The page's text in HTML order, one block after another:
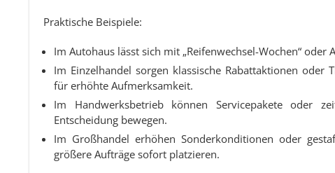
Praktische Beispiele:
Im Autohaus lässt sich mit „Reifenwechsel-Wochen“
Im Einzelhandel sorgen klassische Rabattaktionen oder
für erhöhte Aufmerksamkeit.
Im Handwerksbetrieb können Servicepakete oder
Entscheidung bewegen.
Im Großhandel erhöhen Sonderkonditionen oder
größere Aufträge sofort platzieren.